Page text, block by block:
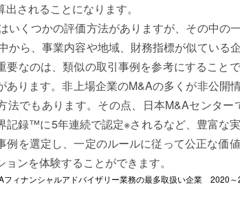
されることになります。
いくつかの評価方法がありますが、その中の
から、事業内容や地域、財務指標が似ている
要なのは、類似の取引事例を参考にすること
あります。非上場企業のM&Aの多くが非公開
法でもあります。その点、日本M&Aセンタ
記録™に5年連続で認定※されるなど、豊富な
例を選定し、一定のルールに従って公正な価
ンを体験することができます。
ィナンシャルアドバイザリー業務の最多取扱い企業 2020